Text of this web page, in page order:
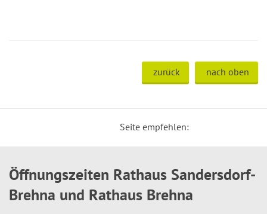
zurück nach oben
Seite empfehlen:
Öffnungszeiten Rathaus Sandersdorf-
Brehna und Rathaus Brehna